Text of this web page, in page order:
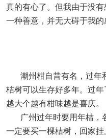
真的有心了。但我由于没
一种善意，并无大碍于我的
潮州柑自昔有名，过年
桔树可以生存好多年。过
越大个越有柑味越是喜庆。
广州过年时要用年桔，
一定要买一棵桔树，回家挂